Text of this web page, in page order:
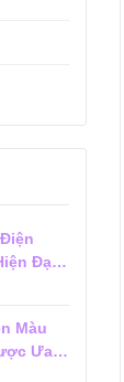
Đại
Màu
Ưa